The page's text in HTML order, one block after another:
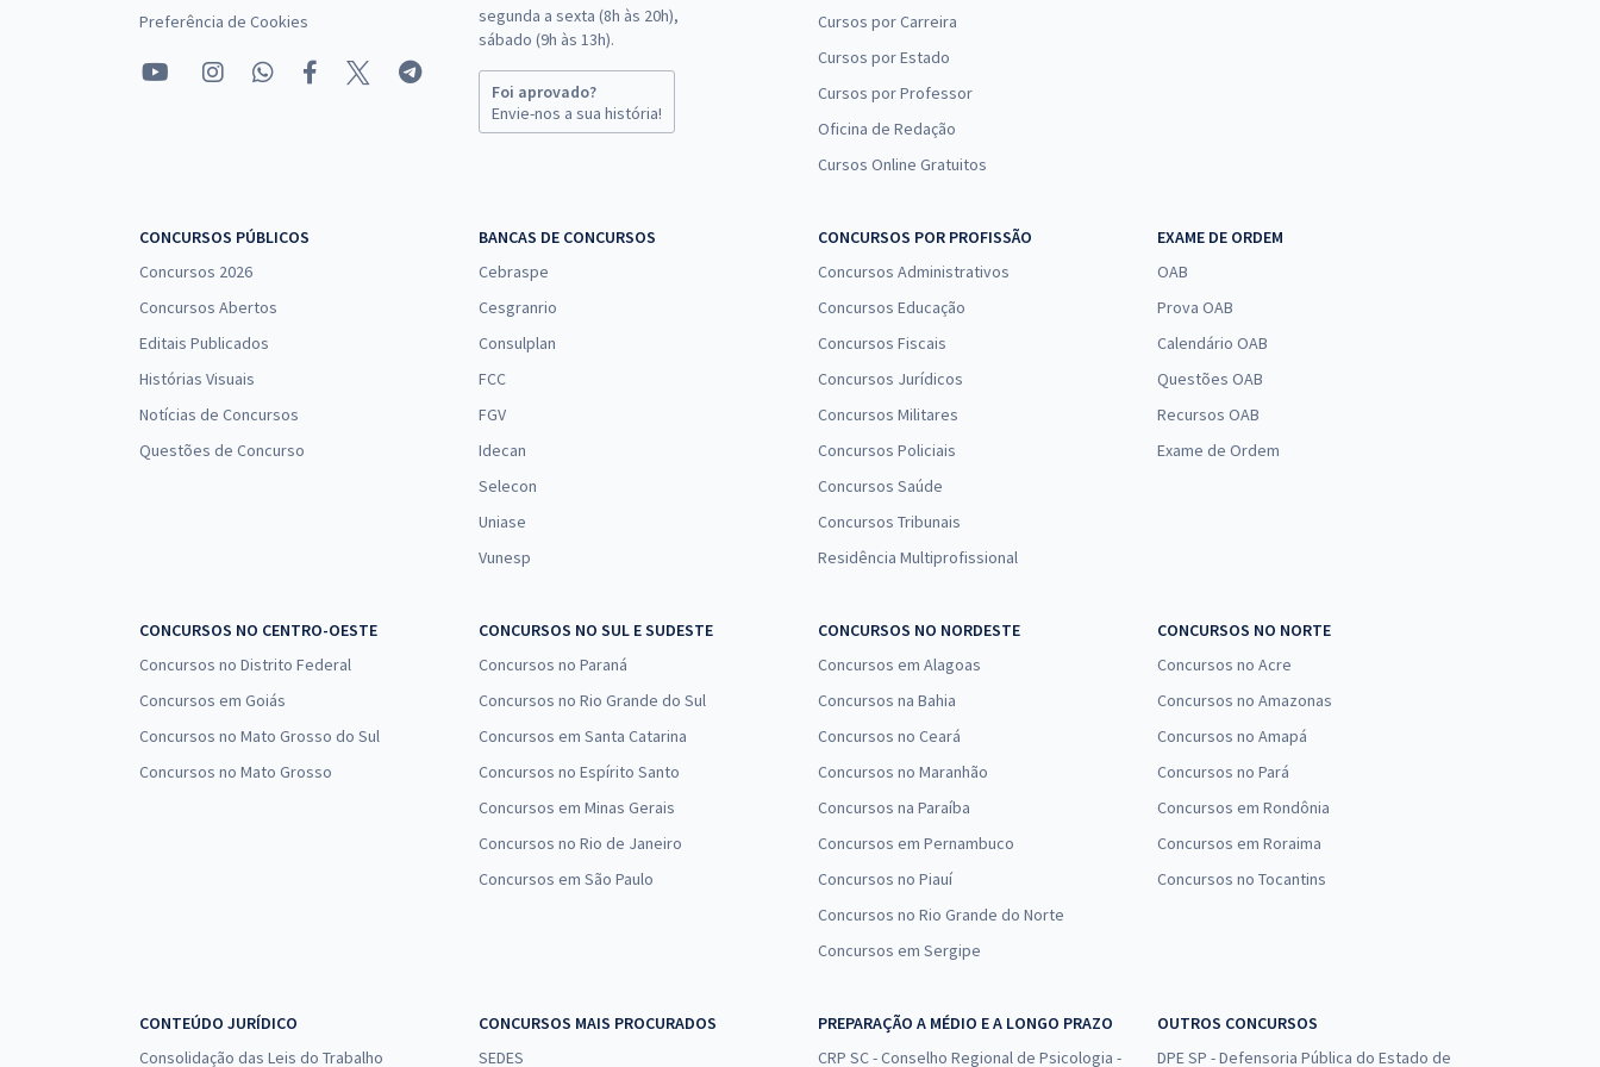
nível da vaga, que pode ser nível médio, técnico ou superior.
Nas
questões de concursos da FCC é comum ter perguntas de Língua Portuguesa, Matemática e Raciocínio Lógico, Informática e Tecnologia da Informação. Para
concursos da área de direito, há questões sobre legislação e demais temas relacionados à área. A redação FCC é, geralmente, argumentativa sobre um tema
novidades, osconcursos com inscrições abertas e, também, os
Preferência de Cookies
segunda a sexta (8h às 20h),
sábado (9h às 13h).
Foi aprovado?
Envie-nos a sua história!
Cursos por Carreira
Cursos por Estado
Cursos por Professor
Oficina de Redação
Cursos Online Gratuitos
CONCURSOS PÚBLICOS
Concursos 2026
Concursos Abertos
Editais Publicados
Histórias Visuais
Notícias de Concursos
Questões de Concurso
BANCAS DE CONCURSOS
Cebraspe
Cesgranrio
Consulplan
FCC
FGV
Idecan
Selecon
Uniase
Vunesp
CONCURSOS POR PROFISSÃO
Concursos Administrativos
Concursos Educação
Concursos Fiscais
Concursos Jurídicos
Concursos Militares
Concursos Policiais
Concursos Saúde
Concursos Tribunais
Residência Multiprofissional
EXAME DE ORDEM
OAB
Prova OAB
Calendário OAB
Questões OAB
Recursos OAB
Exame de Ordem
CONCURSOS NO CENTRO-OESTE
Concursos no Distrito Federal
Concursos em Goiás
Concursos no Mato Grosso do Sul
Concursos no Mato Grosso
CONCURSOS NO SUL E SUDESTE
Concursos no Paraná
Concursos no Rio Grande do Sul
Concursos em Santa Catarina
Concursos no Espírito Santo
Concursos em Minas Gerais
Concursos no Rio de Janeiro
Concursos em São Paulo
CONCURSOS NO NORDESTE
Concursos em Alagoas
Concursos na Bahia
Concursos no Ceará
Concursos no Maranhão
Concursos na Paraíba
Concursos em Pernambuco
Concursos no Piauí
Concursos no Rio Grande do Norte
Concursos em Sergipe
CONCURSOS NO NORTE
Concursos no Acre
Concursos no Amazonas
Concursos no Amapá
Concursos no Pará
Concursos em Rondônia
Concursos em Roraima
Concursos no Tocantins
CONTEÚDO JURÍDICO
Consolidação das Leis do Trabalho
CONCURSOS MAIS PROCURADOS
SEDES
PREPARAÇÃO A MÉDIO E A LONGO PRAZO
CRP SC - Conselho Regional de Psicologia -
OUTROS CONCURSOS
DPE SP - Defensoria Pública do Estado de